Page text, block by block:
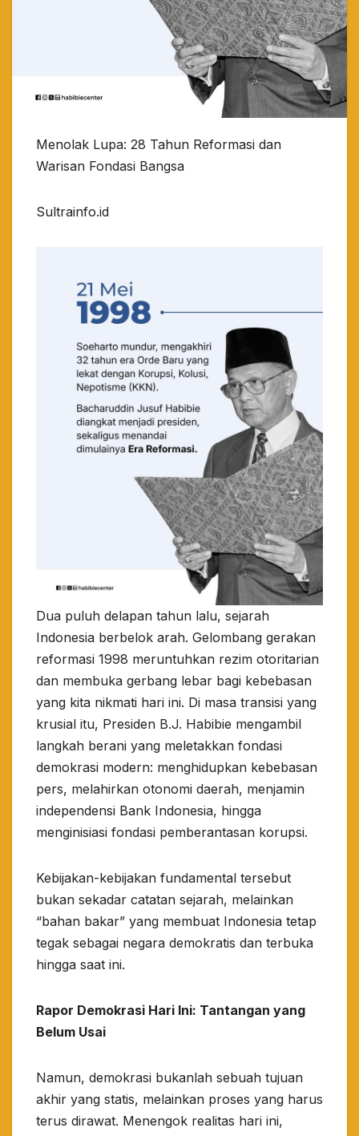
Menolak Lupa: 28 Tahun Reformasi dan
Warisan Fondasi Bangsa
Sultrainfo.id
​Dua puluh delapan tahun lalu, sejarah
Indonesia berbelok arah. Gelombang gerakan
reformasi 1998 meruntuhkan rezim otoritarian
dan membuka gerbang lebar bagi kebebasan
yang kita nikmati hari ini. Di masa transisi yang
krusial itu, Presiden B.J. Habibie mengambil
langkah berani yang meletakkan fondasi
demokrasi modern: menghidupkan kebebasan
pers, melahirkan otonomi daerah, menjamin
independensi Bank Indonesia, hingga
menginisiasi fondasi pemberantasan korupsi.​
Kebijakan-kebijakan fundamental tersebut
bukan sekadar catatan sejarah, melainkan
“bahan bakar” yang membuat Indonesia tetap
tegak sebagai negara demokratis dan terbuka
hingga saat ini.​
Rapor Demokrasi Hari Ini: Tantangan yang
Belum Usai​
Namun, demokrasi bukanlah sebuah tujuan
akhir yang statis, melainkan proses yang harus
terus dirawat. Menengok realitas hari ini,